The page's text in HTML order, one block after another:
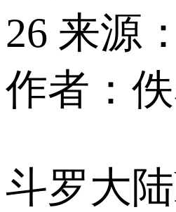
26 来源
作者：
斗罗大